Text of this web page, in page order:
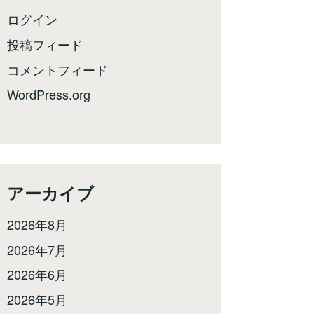
ログイン
投稿フィード
コメントフィード
WordPress.org
アーカイブ
2026年8月
2026年7月
2026年6月
2026年5月